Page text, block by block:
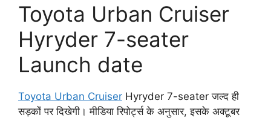
Toyota Urban Cruiser
Hyryder 7-seater
Launch date
Toyota Urban Cruiser Hyryder 7-seater जल्द ही
सड़कों पर दिखेगी। मीडिया रिपोर्ट्स के अनुसार, इसके अक्टूबर